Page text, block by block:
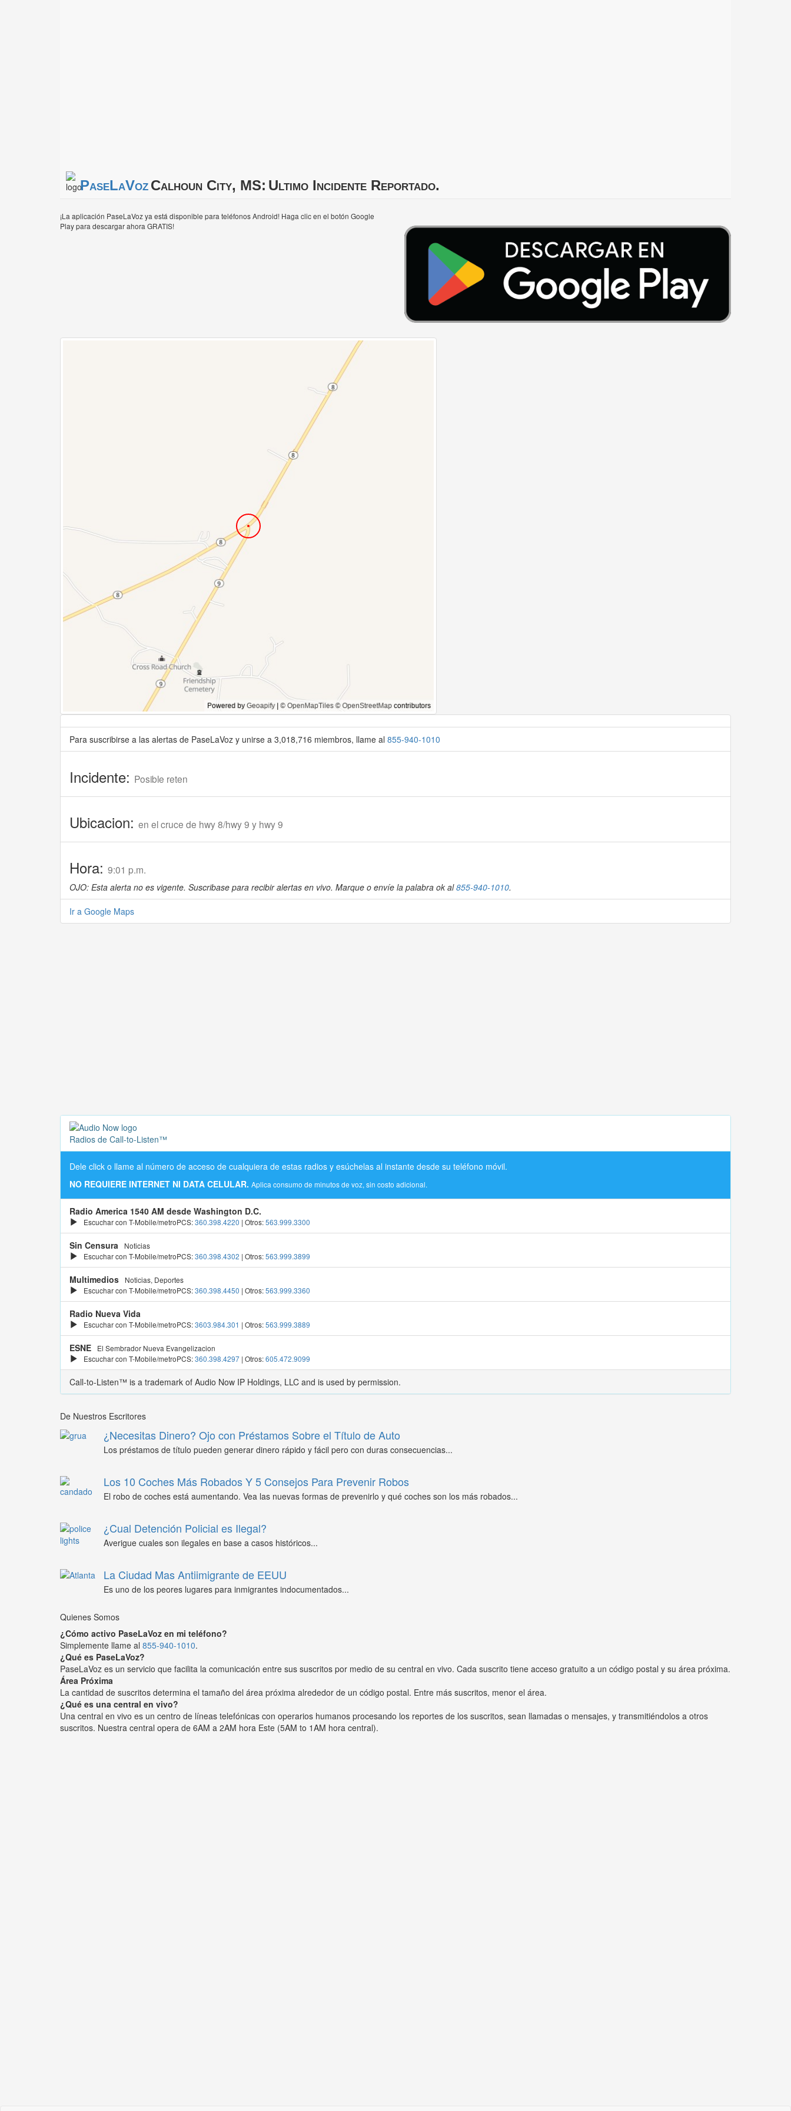
PaseLaVozCalhoun City, MS: Ultimo Incidente Reportado.
¡La aplicación PaseLaVoz ya está disponible para teléfonos Android! Haga clic en el botón Google
Play para descargar ahora GRATIS!
Para suscribirse a las alertas de PaseLaVoz y unirse a 3,018,716 miembros, llame al 855-940-1010
Incidente: Posible reten
Ubicacion: en el cruce de hwy 8/hwy 9 y hwy 9
Hora: 9:01 p.m.
OJO: Esta alerta no es vigente. Suscribase para recibir alertas en vivo. Marque o envíe la palabra ok al855-940-1010.
Ir a Google Maps
Radios de Call-to-Listen™
Dele click o llame al número de acceso de cualquiera de estas radios y esúchelas al instante desde su teléfono móvil.
NO REQUIERE INTERNET NI DATA CELULAR. Aplica consumo de minutos de voz, sin costo adicional.
Radio America 1540 AM desde Washington D.C.
Escuchar con T-Mobile/metroPCS:360.398.4220 | Otros:563.999.3300
Sin Censura
Noticias
Escuchar con T-Mobile/metroPCS:360.398.4302 | Otros:563.999.3899
Multimedios
Noticias, Deportes
Escuchar con T-Mobile/metroPCS:360.398.4450 | Otros:563.999.3360
Radio Nueva Vida
Escuchar con T-Mobile/metroPCS:3603.984.301 | Otros:563.999.3889
ESNE
El Sembrador Nueva Evangelizacion
Escuchar con T-Mobile/metroPCS:360.398.4297 | Otros:605.472.9099
Call-to-Listen™ is a trademark of Audio Now IP Holdings, LLC and is used by permission.
De Nuestros Escritores
¿Necesitas Dinero? Ojo con Préstamos Sobre el Título de Auto
Los préstamos de título pueden generar dinero rápido y fácil pero con duras consecuencias...
Los 10 Coches Más Robados Y 5 Consejos Para Prevenir Robos
El robo de coches está aumentando. Vea las nuevas formas de prevenirlo y qué coches son los más robados...
¿Cual Detención Policial es Ilegal?
Averigue cuales son ilegales en base a casos históricos...
La Ciudad Mas Antiimigrante de EEUU
Es uno de los peores lugares para inmigrantes indocumentados...
Quienes Somos
¿Cómo activo PaseLaVoz en mi teléfono?
Simplemente llame al 855-940-1010.
¿Qué es PaseLaVoz?
PaseLaVoz es un servicio que facilita la comunicación entre sus suscritos por medio de su central en vivo. Cada suscrito tiene acceso gratuito a un código postal y su área próxima.
Área Próxima
La cantidad de suscritos determina el tamaño del área próxima alrededor de un código postal. Entre más suscritos, menor el área.
¿Qué es una central en vivo?
Una central en vivo es un centro de líneas telefónicas con operarios humanos procesando los reportes de los suscritos, sean llamadas o mensajes, y transmitiéndolos a otros
suscritos. Nuestra central opera de 6AM a 2AM hora Este (5AM to 1AM hora central).